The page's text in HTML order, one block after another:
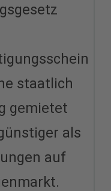
staatlich
gemietet
als
auf